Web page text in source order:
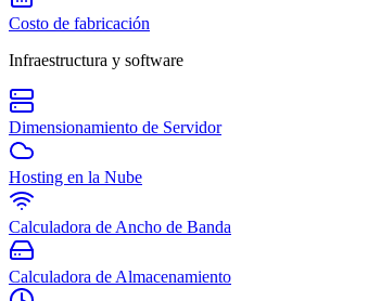
Costo de fabricación
Infraestructura y software
Dimensionamiento de Servidor
Hosting en la Nube
Calculadora de Ancho de Banda
Calculadora de Almacenamiento